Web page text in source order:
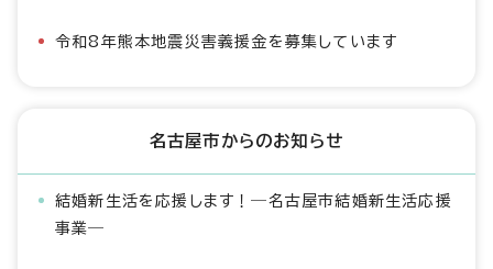
令和8年熊本地震災害義援金を募集しています
名古屋市からのお知らせ
結婚新生活を応援します！―名古屋市結婚新生活応援
事業―